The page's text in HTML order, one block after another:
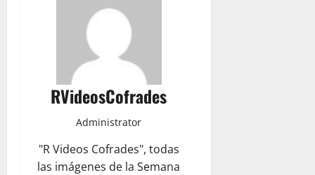
RVideosCofrades
Administrator
"R Videos Cofrades", todas
las imágenes de la Semana